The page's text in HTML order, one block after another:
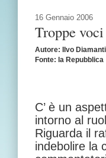
16 Gennaio 2006
Troppe
Autore: Ilvo Diamanti
Fonte: la Repubblica
C’ è un
intorno al
Riguarda il
indebolire la